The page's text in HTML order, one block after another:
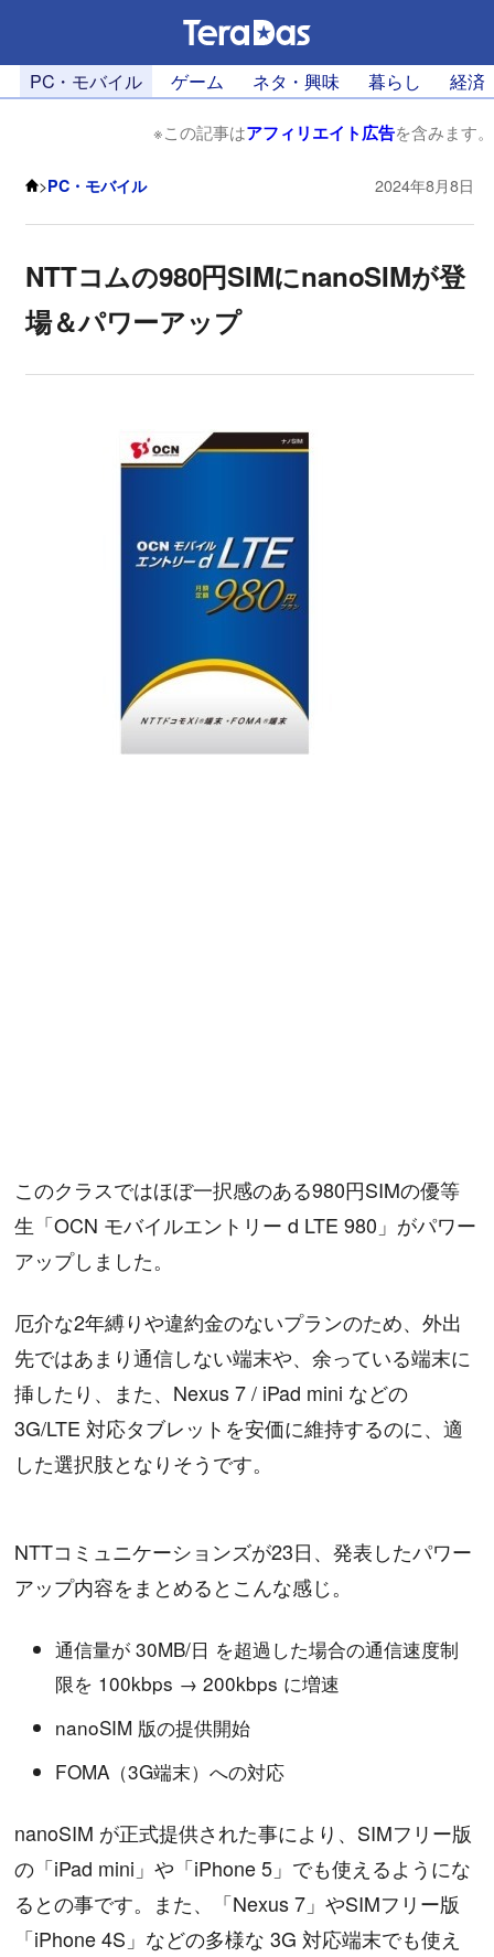
PC・モバイル ゲーム ネタ・興味 暮らし 経済
※この記事はアフィリエイト広告を含みます。
>PC・モバイル 2024年8月8日
NTTコムの980円SIMにnanoSIMが登
場＆パワーアップ
このクラスではほぼ一択感のある980円SIMの優等
生「OCN モバイルエントリー d LTE 980」がパワー
アップしました。
厄介な2年縛りや違約金のないプランのため、外出
先ではあまり通信しない端末や、余っている端末に
挿したり、また、Nexus 7 / iPad mini などの
3G/LTE 対応タブレットを安価に維持するのに、適
した選択肢となりそうです。
NTTコミュニケーションズが23日、発表したパワー
アップ内容をまとめるとこんな感じ。
通信量が 30MB/日 を超過した場合の通信速度制
限を 100kbps → 200kbps に増速
nanoSIM 版の提供開始
FOMA（3G端末）への対応
nanoSIM が正式提供された事により、SIMフリー版
の「iPad mini」や「iPhone 5」でも使えるようにな
るとの事です。また、「Nexus 7」やSIMフリー版
「iPhone 4S」などの多様な 3G 対応端末でも使え